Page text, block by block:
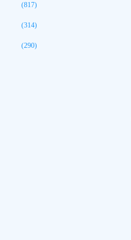
(817)
(314)
(290)